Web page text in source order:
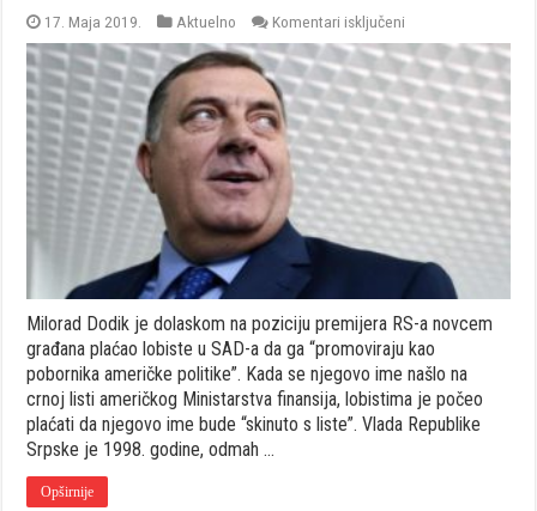
17. Maja 2019. Aktuelno Komentari isključeni
Dodik
plaćao
da
ga
promovišu
kao
“pobornika
američke
politike”,
a
završio
njihovoj
Milorad Dodik je dolaskom na poziciju premijera RS-a novcem
građana plaćao lobiste u SAD-a da ga “promoviraju kao
pobornika američke politike”. Kada se njegovo ime našlo na
crnoj listi američkog Ministarstva finansija, lobistima je počeo
plaćati da njegovo ime bude “skinuto s liste”. Vlada Republike
Srpske je 1998. godine, odmah …
Opširnije